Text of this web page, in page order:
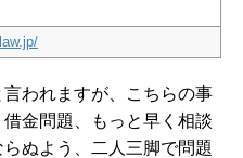
われますが、こちらの事
金問題、もっと早く相談
ぬよう、二人三脚で問題